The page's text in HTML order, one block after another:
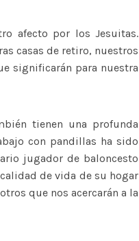
afecto por los Jesuitas.
casas de retiro, nuestros
significarán para nuestra
tienen una profunda
con pandillas ha sido
jugador de baloncesto
de vida de su hogar
que nos acercarán a la